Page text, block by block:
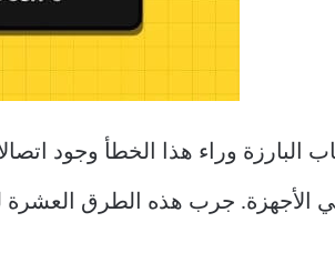
البارزة وراء هذا الخطأ وجود
الأجهزة. جرب هذه الطرق العشرة